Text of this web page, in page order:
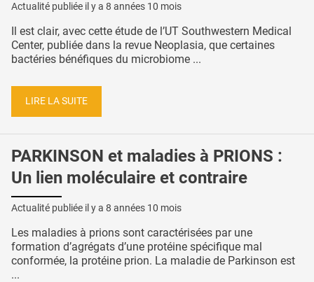
Actualité publiée il y a 8 années 10 mois
Il est clair, avec cette étude de l’UT Southwestern Medical
Center, publiée dans la revue Neoplasia, que certaines
bactéries bénéfiques du microbiome ...
LIRE LA SUITE
PARKINSON et maladies à PRIONS :
Un lien moléculaire et contraire
Actualité publiée il y a 8 années 10 mois
Les maladies à prions sont caractérisées par une
formation d’agrégats d’une protéine spécifique mal
conformée, la protéine prion. La maladie de Parkinson est
...